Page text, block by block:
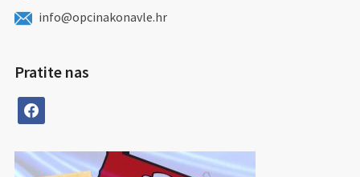
info@opcinakonavle.hr
Pratite nas
facebook